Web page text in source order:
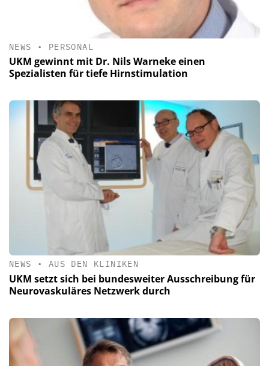
NEWS • PERSONAL
UKM gewinnt mit Dr. Nils Warneke einen
Spezialisten für tiefe Hirnstimulation
NEWS • AUS DEN KLINIKEN
UKM setzt sich bei bundesweiter Ausschreibung für
Neurovaskuläres Netzwerk durch